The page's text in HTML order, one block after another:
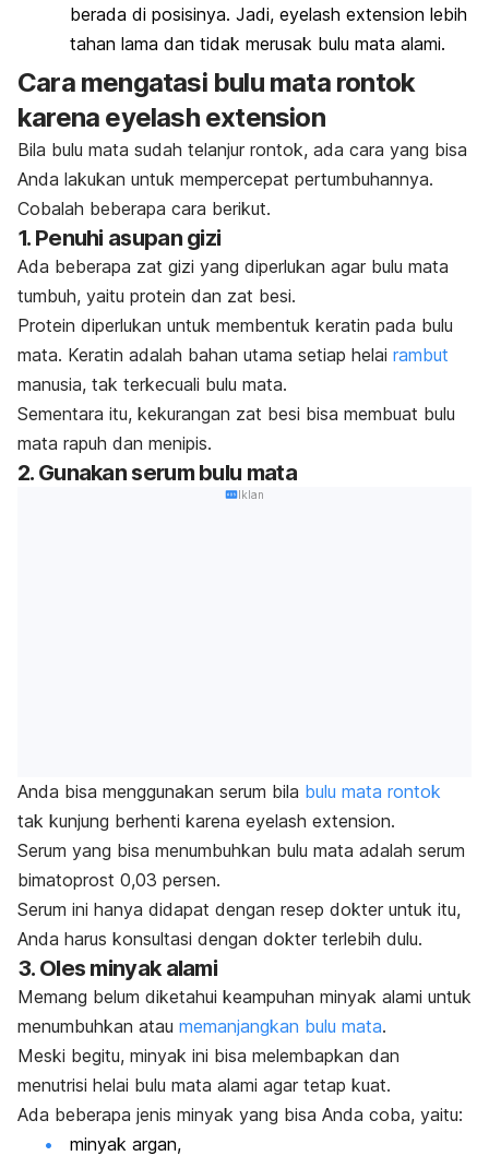
berada di posisinya. Jadi, eyelash extension lebih
tahan lama dan tidak merusak bulu mata alami.
Cara mengatasi bulu mata rontok
karena eyelash extension
Bila bulu mata sudah telanjur rontok, ada cara yang bisa
Anda lakukan untuk mempercepat pertumbuhannya.
Cobalah beberapa cara berikut.
1. Penuhi asupan gizi
Ada beberapa zat gizi yang diperlukan agar bulu mata
tumbuh, yaitu protein dan zat besi.
Protein diperlukan untuk membentuk keratin pada bulu
mata. Keratin adalah bahan utama setiap helai rambut
manusia, tak terkecuali bulu mata.
Sementara itu, kekurangan zat besi bisa membuat bulu
mata rapuh dan menipis.
2. Gunakan serum bulu mata
Iklan
Anda bisa menggunakan serum bila bulu mata rontok
tak kunjung berhenti karena eyelash extension.
Serum yang bisa menumbuhkan bulu mata adalah serum
bimatoprost 0,03 persen.
Serum ini hanya didapat dengan resep dokter untuk itu,
Anda harus konsultasi dengan dokter terlebih dulu.
3. Oles minyak alami
Memang belum diketahui keampuhan minyak alami untuk
menumbuhkan atau memanjangkan bulu mata.
Meski begitu, minyak ini bisa melembapkan dan
menutrisi helai bulu mata alami agar tetap kuat.
Ada beberapa jenis minyak yang bisa Anda coba, yaitu:
minyak argan,